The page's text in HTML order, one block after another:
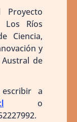
Los Ríos
Ciencia,
y
de
a
o